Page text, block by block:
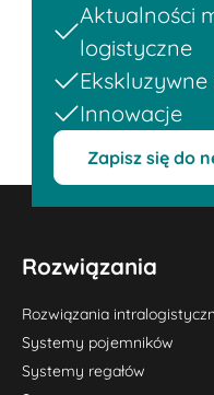
Aktualności
logistyczne
Innowacje
Zapisz się do
Rozwiązania
Rozwiązania
Systemy pojemników
Systemy regałów